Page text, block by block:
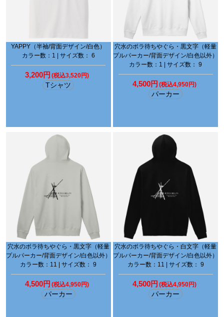
YAPPY（半袖/背面デザイン/白色）
カラー数：1 | サイズ数： 6
3,200円 (税込3,520円)
Tシャツ
穴水のボラ待ちやぐら・黒文字（軽量
プルパーカー/背面デザイン/白色以外）
カラー数：1 | サイズ数： 9
4,500円 (税込4,950円)
パーカー
穴水のボラ待ちやぐら・黒文字（軽量
プルパーカー/背面デザイン/白色以外）
カラー数：11 | サイズ数： 9
4,500円 (税込4,950円)
パーカー
穴水のボラ待ちやぐら・白文字（軽量
プルパーカー/背面デザイン/白色以外）
カラー数：11 | サイズ数： 9
4,500円 (税込4,950円)
パーカー